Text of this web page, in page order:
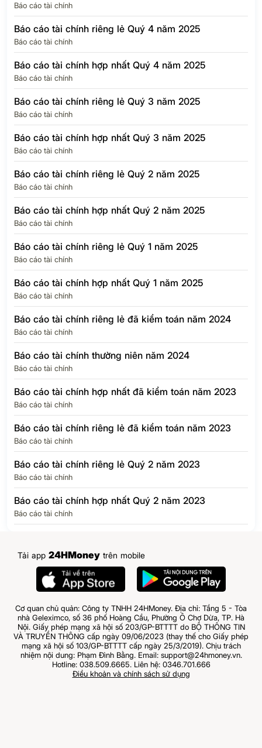
Báo cáo tài chính
Báo cáo tài chính riêng lẻ Quý 4 năm 2025
Báo cáo tài chính
Báo cáo tài chính hợp nhất Quý 4 năm 2025
Báo cáo tài chính
Báo cáo tài chính riêng lẻ Quý 3 năm 2025
Báo cáo tài chính
Báo cáo tài chính hợp nhất Quý 3 năm 2025
Báo cáo tài chính
Báo cáo tài chính riêng lẻ Quý 2 năm 2025
Báo cáo tài chính
Báo cáo tài chính hợp nhất Quý 2 năm 2025
Báo cáo tài chính
Báo cáo tài chính riêng lẻ Quý 1 năm 2025
Báo cáo tài chính
Báo cáo tài chính hợp nhất Quý 1 năm 2025
Báo cáo tài chính
Báo cáo tài chính riêng lẻ đã kiểm toán năm 2024
Báo cáo tài chính
Báo cáo tài chính thường niên năm 2024
Báo cáo tài chính
Báo cáo tài chính hợp nhất đã kiểm toán năm 2023
Báo cáo tài chính
Báo cáo tài chính riêng lẻ đã kiểm toán năm 2023
Báo cáo tài chính
Báo cáo tài chính riêng lẻ Quý 2 năm 2023
Báo cáo tài chính
Báo cáo tài chính hợp nhất Quý 2 năm 2023
Báo cáo tài chính
Tải app 24HMoney trên mobile
Cơ quan chủ quản: Công ty TNHH 24HMoney. Địa chỉ: Tầng 5 - Tòa
nhà Geleximco, số 36 phố Hoàng Cầu, Phường Ô Chợ Dừa, TP. Hà
Nội. Giấy phép mạng xã hội số 203/GP-BTTTT do BỘ THÔNG TIN
VÀ TRUYỀN THÔNG cấp ngày 09/06/2023 (thay thế cho Giấy phép
mạng xã hội số 103/GP-BTTTT cấp ngày 25/3/2019). Chịu trách
nhiệm nội dung: Phạm Đình Bằng. Email: support@24hmoney.vn.
Hotline: 038.509.6665. Liên hệ: 0346.701.666
Điều khoản và chính sách sử dụng